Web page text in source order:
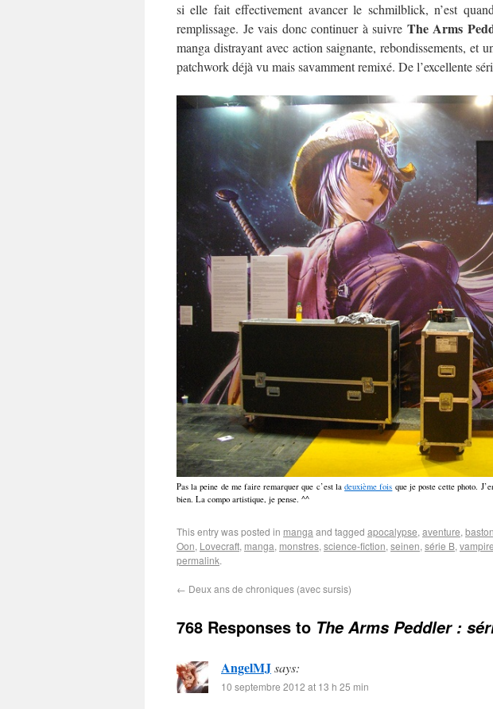
si elle fait effectivement avancer le schmilblick, n’est
remplissage. Je vais donc continuer à suivre The Arms
manga distrayant avec action saignante, rebondissements, et
patchwork déjà vu mais savamment remixé. De l’excellente
Pas la peine de me faire remarquer que c’est ladeuxième fois que je poste cette photo.
bien. La compo artistique, je pense. ^^
This entry was posted in manga and tagged apocalypse, aventure, baston
Oon, Lovecraft, manga, monstres, science-fiction, seinen, série B,
permalink.
← Deux ans de chroniques (avec sursis)
768 Responses to The Arms Peddler :
AngelMJsays:
10 septembre 2012 at 13 h 25 min